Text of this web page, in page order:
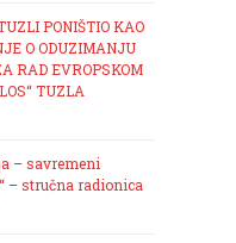
PONIŠTIO KAO
O ODUZIMANJU
RAD EVROPSKOM
TUZLA
– savremeni
– stručna radionica